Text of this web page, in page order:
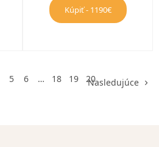
Kúpiť - 1190€
5 6 … 18 19 20
Nasledujúce